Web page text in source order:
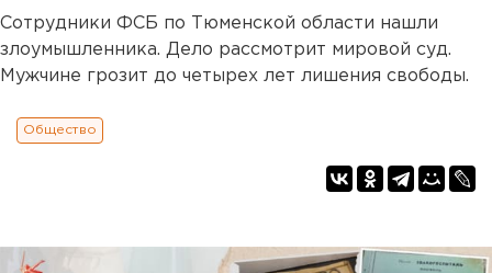
Сотрудники ФСБ по Тюменской области нашли
злоумышленника. Дело рассмотрит мировой суд.
Мужчине грозит до четырех лет лишения свободы.
Общество